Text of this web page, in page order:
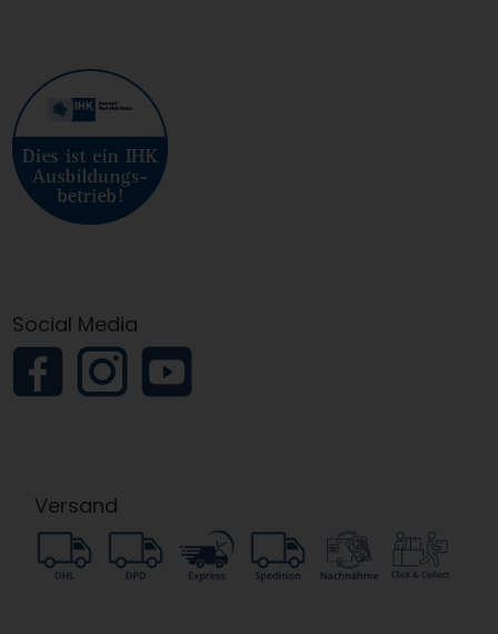
Social Media
Versand